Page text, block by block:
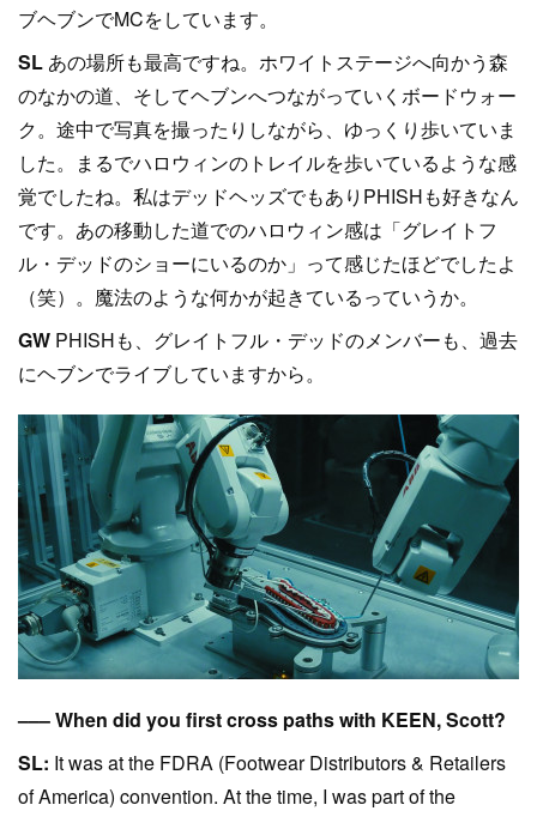
ブヘブンでMCをしています。
SL あの場所も最高ですね。ホワイトステージへ向かう森
のなかの道、そしてヘブンへつながっていくボードウォー
ク。途中で写真を撮ったりしながら、ゆっくり歩いていま
した。まるでハロウィンのトレイルを歩いているような感
覚でしたね。私はデッドヘッズでもありPHISHも好きなん
です。あの移動した道でのハロウィン感は「グレイトフ
ル・デッドのショーにいるのか」って感じたほどでしたよ
（笑）。魔法のような何かが起きているっていうか。
GW PHISHも、グレイトフル・デッドのメンバーも、過去
にヘブンでライブしていますから。
––– When did you first cross paths with KEEN, Scott?
SL: It was at the FDRA (Footwear Distributors & Retailers
of America) convention. At the time, I was part of the